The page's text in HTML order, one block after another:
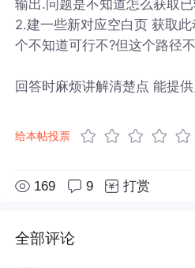
输出.问题是不知道怎么获取
2.建一些新对应空白页 获取
个不知道可行不?但这个路径
回答时麻烦讲解清楚点 能提
给本帖投票
169 9 打赏
全部评论